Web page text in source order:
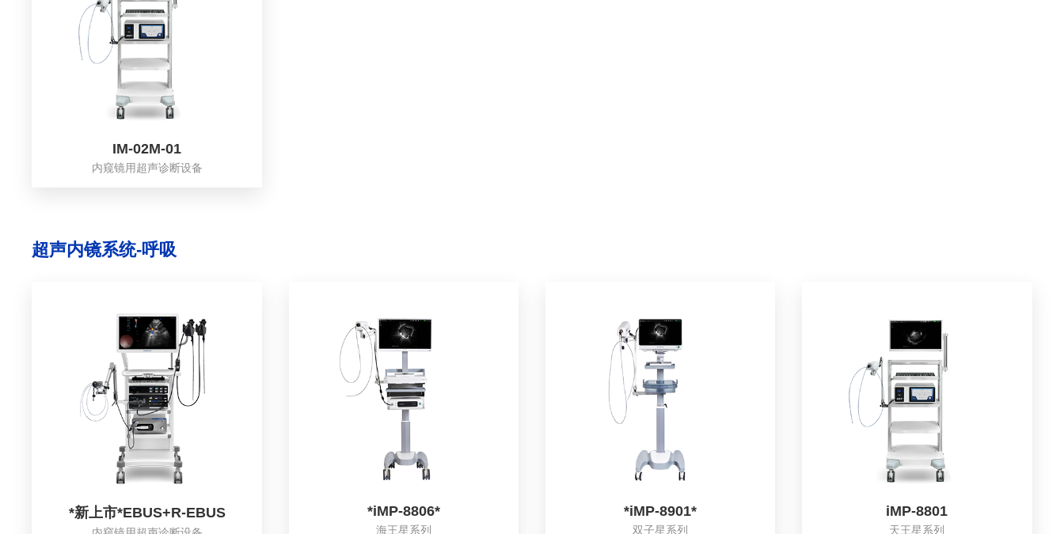
IM-02M-01
内窥镜用超声诊断设备
超声内镜系统-呼吸
*新上市*EBUS+R-EBUS *iMP-8806*
海王星系列
*iMP-8901*
双子星系列
iMP-8801
天王星系列